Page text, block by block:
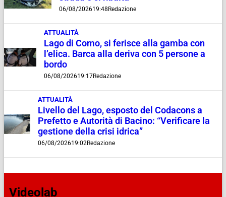
06/08/202619:48 Redazione
ATTUALITÀ
Lago di Como, si ferisce alla gamba con
l’elica. Barca alla deriva con 5 persone a
bordo
06/08/202619:17Redazione
ATTUALITÀ
Livello del Lago, esposto del Codacons a
Prefetto e Autorità di Bacino: “Verificare la
gestione della crisi idrica”
06/08/202619:02Redazione
Videolab